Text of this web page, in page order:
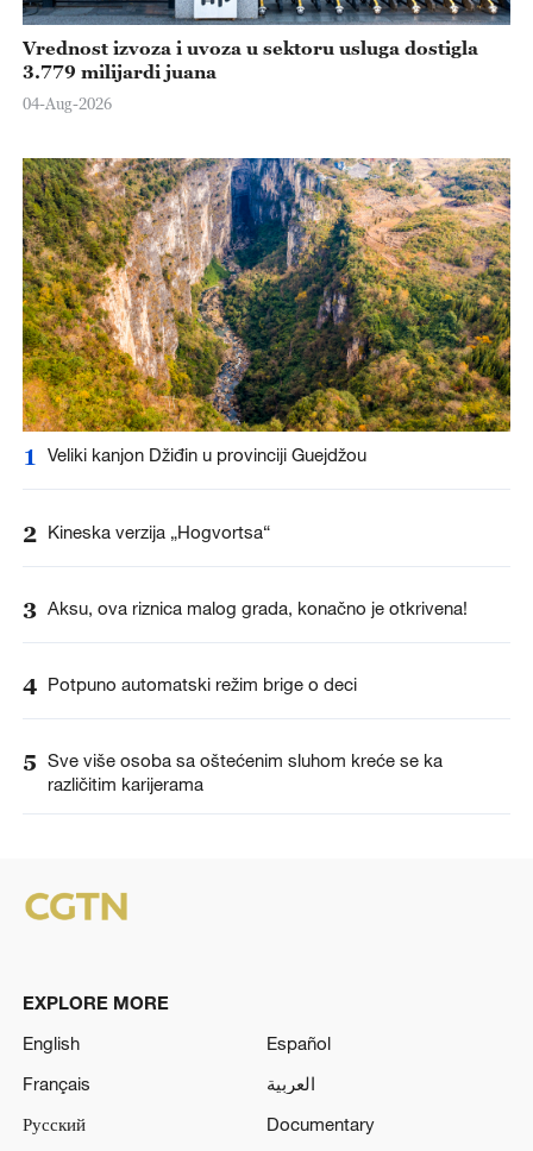
Vrednost izvoza i uvoza u sektoru usluga dostigla
3.779 milijardi juana
04-Aug-2026
1 Veliki kanjon Džiđin u provinciji Guejdžou
2 Kineska verzija „Hogvortsa“
3 Aksu, ova riznica malog grada, konačno je otkrivena!
4 Potpuno automatski režim brige o deci
5 Sve više osoba sa oštećenim sluhom kreće se ka
različitim karijerama
EXPLORE MORE
English
Español
Français
العربية
Русский
Documentary